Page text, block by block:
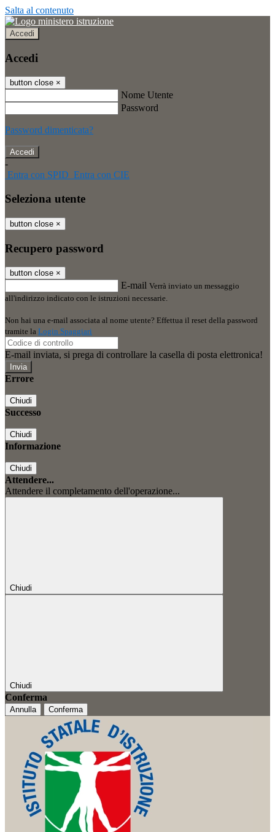
Salta al contenuto
Accedi
Accedi
button close ×
Nome Utente
Password
Password dimenticata?
-
Entra con SPID Entra con CIE
Seleziona utente
button close ×
Recupero password
button close ×
E-mail Verrà inviato un messaggio
all'indirizzo indicato con le istruzioni necessarie.
Non hai una e-mail associata al nome utente? Effettua il reset della password
tramite la Login Spaggiari
E-mail inviata, si prega di controllare la casella di posta elettronica!
Errore
Chiudi
Successo
Chiudi
Informazione
Chiudi
Attendere...
Attendere il completamento dell'operazione...
Chiudi
Chiudi
Conferma
Annulla Conferma